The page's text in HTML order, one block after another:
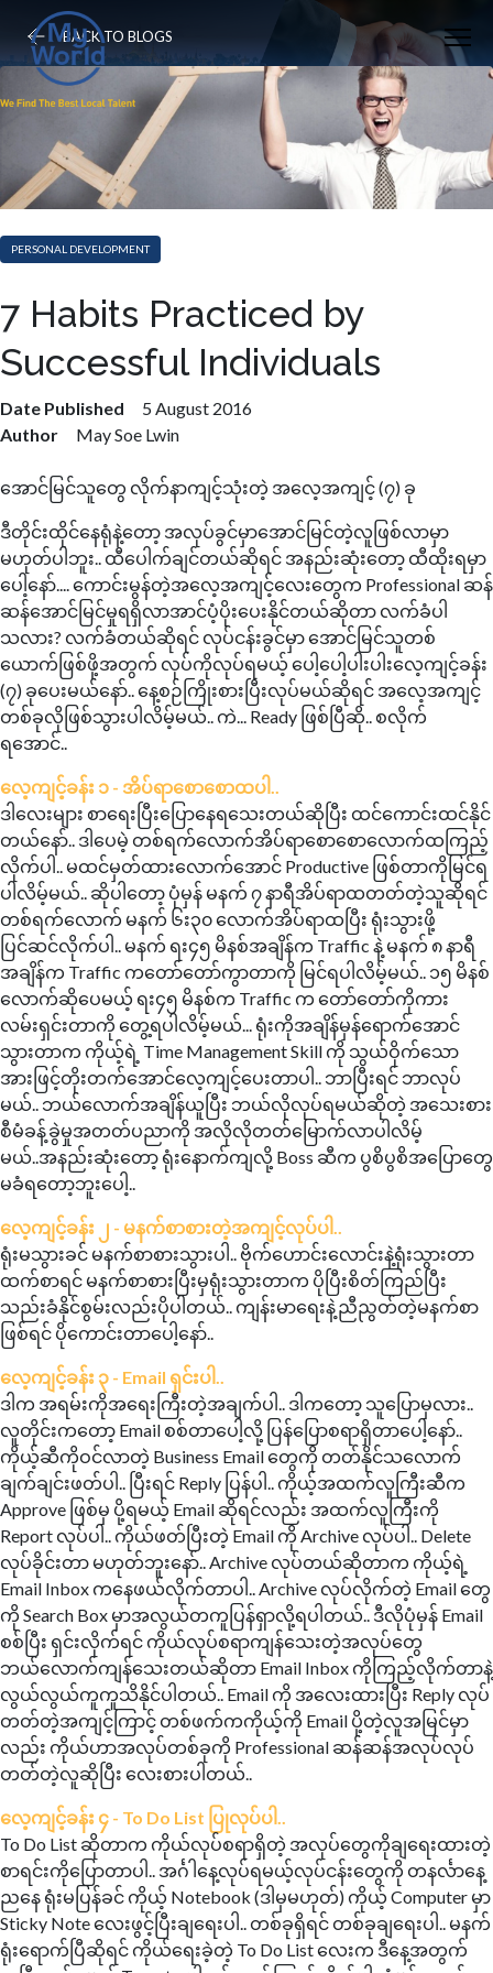
BACK TO BLOGS
PERSONAL DEVELOPMENT
7 Habits Practiced by
Successful Individuals
Date Published
5 August 2016
Author
May Soe Lwin
အောင်မြင်သူတွေ လိုက်နာကျင့်သုံးတဲ့ အလေ့အကျင့် (၇) ခု
ဒီတိုင်းထိုင်နေရုံနဲ့တော့ အလုပ်ခွင်မှာအောင်မြင်တဲ့လူဖြစ်လာမှာ
မဟုတ်ပါဘူး.. ထီပေါက်ချင်တယ်ဆိုရင် အနည်းဆုံးတော့ ထီထိုးရမှာ
ပေါ့နော်.... ကောင်းမွန်တဲ့အလေ့အကျင့်လေးတွေက Professional ဆန်
ဆန်အောင်မြင်မှုရရှိလာအာင်ပံ့ပိုးပေးနိုင်တယ်ဆိုတာ လက်ခံပါ
သလား? လက်ခံတယ်ဆိုရင် လုပ်ငန်းခွင်မှာ အောင်မြင်သူတစ်
ယောက်ဖြစ်ဖို့အတွက် လုပ်ကိုလုပ်ရမယ့် ပေါ့ပေါ့ပါးပါးလေ့ကျင့်ခန်း
(၇) ခုပေးမယ်နော်.. နေ့စဉ်ကြိုးစားပြီးလုပ်မယ်ဆိုရင် အလေ့အကျင့်
တစ်ခုလိုဖြစ်သွားပါလိမ့်မယ်.. ကဲ... Ready ဖြစ်ပြီဆို.. စလိုက်
ရအောင်..
လေ့ကျင့်ခန်း ၁ - အိပ်ရာစောစောထပါ..
ဒါလေးများ စာရေးပြီးပြောနေရသေးတယ်ဆိုပြီး ထင်ကောင်းထင်နိုင်
တယ်နော်.. ဒါပေမဲ့ တစ်ရက်လောက်အိပ်ရာစောစောလောက်ထကြည့်
လိုက်ပါ.. မထင်မှတ်ထားလောက်အောင် Productive ဖြစ်တာကိုမြင်ရ
ပါလိမ့်မယ်.. ဆိုပါတော့ ပုံမှန် မနက် ၇ နာရီအိပ်ရာထတတ်တဲ့သူဆိုရင်
တစ်ရက်လောက် မနက် ၆း၃၀ လောက်အိပ်ရာထပြီး ရုံးသွားဖို့
ပြင်ဆင်လိုက်ပါ.. မနက် ရး၄၅ မိနစ်အချိန်က Traffic နဲ့ မနက် ၈ နာရီ
အချိန်က Traffic ကတော်တော်ကွာတာကို မြင်ရပါလိမ့်မယ်.. ၁၅ မိနစ်
လောက်ဆိုပေမယ့် ရး၄၅ မိနစ်က Traffic က တော်တော်ကိုကား
လမ်းရှင်းတာကို တွေ့ရပါလိမ့်မယ်... ရုံးကိုအချိန်မှန်ရောက်အောင်
သွားတာက ကိုယ့်ရဲ့ Time Management Skill ကို သွယ်ဝိုက်သော
အားဖြင့်တိုးတက်အောင်လေ့ကျင့်ပေးတာပါ.. ဘာပြီးရင် ဘာလုပ်
မယ်.. ဘယ်လောက်အချိန်ယူပြီး ဘယ်လိုလုပ်ရမယ်ဆိုတဲ့ အသေးစား
စီမံခန့်ခွဲမှုအတတ်ပညာကို အလိုလိုတတ်မြောက်လာပါလိမ့်
မယ်..အနည်းဆုံးတော့ ရုံးနောက်ကျလို့ Boss ဆီက ပွစိပွစိအပြောတွေ
မခံရတော့ဘူးပေါ့..
လေ့ကျင့်ခန်း ၂ - မနက်စာစားတဲ့အကျင့်လုပ်ပါ..
ရုံးမသွားခင် မနက်စာစားသွားပါ.. ဗိုက်ဟောင်းလောင်းနဲ့ရုံးသွားတာ
ထက်စာရင် မနက်စာစားပြီးမှရုံးသွားတာက ပိုပြီးစိတ်ကြည်ပြီး
သည်းခံနိုင်စွမ်းလည်းပိုပါတယ်.. ကျန်းမာရေးနဲ့ညီညွတ်တဲ့မနက်စာ
ဖြစ်ရင် ပိုကောင်းတာပေါ့နော်..
လေ့ကျင့်ခန်း ၃ - Email ရှင်းပါ..
ဒါက အရမ်းကိုအရေးကြီးတဲ့အချက်ပါ.. ဒါကတော့ သူပြောမှလား..
လူတိုင်းကတော့ Email စစ်တာပေါ့လို့ ပြန်ပြောစရာရှိတာပေါ့နော်..
ကိုယ့်ဆီကိုဝင်လာတဲ့ Business Email တွေကို တတ်နိုင်သလောက်
ချက်ချင်းဖတ်ပါ.. ပြီးရင် Reply ပြန်ပါ.. ကိုယ့်အထက်လူကြီးဆီက
Approve ဖြစ်မှ ပို့ရမယ့် Email ဆိုရင်လည်း အထက်လူကြီးကို
Report လုပ်ပါ.. ကိုယ်ဖတ်ပြီးတဲ့ Email ကို Archive လုပ်ပါ.. Delete
လုပ်ခိုင်းတာ မဟုတ်ဘူးနော်.. Archive လုပ်တယ်ဆိုတာက ကိုယ့်ရဲ့
Email Inbox ကနေဖယ်လိုက်တာပါ.. Archive လုပ်လိုက်တဲ့ Email တွေ
ကို Search Box မှာအလွယ်တကူပြန်ရှာလို့ရပါတယ်.. ဒီလိုပုံမှန် Email
စစ်ပြီး ရှင်းလိုက်ရင် ကိုယ်လုပ်စရာကျန်သေးတဲ့အလုပ်တွေ
ဘယ်လောက်ကျန်သေးတယ်ဆိုတာ Email Inbox ကိုကြည့်လိုက်တာနဲ့
လွယ်လွယ်ကူကူသိနိုင်ပါတယ်.. Email ကို အလေးထားပြီး Reply လုပ်
တတ်တဲ့အကျင့်ကြာင့် တစ်ဖက်ကကိုယ့်ကို Email ပို့တဲ့လူအမြင်မှာ
လည်း ကိုယ်ဟာအလုပ်တစ်ခုကို Professional ဆန်ဆန်အလုပ်လုပ်
တတ်တဲ့လူဆိုပြီး လေးစားပါတယ်..
လေ့ကျင့်ခန်း ၄ - To Do List ပြုလုပ်ပါ..
To Do List ဆိုတာက ကိုယ်လုပ်စရာရှိတဲ့ အလုပ်တွေကိုချရေးထားတဲ့
စာရင်းကိုပြောတာပါ.. အင်္ဂါနေ့လုပ်ရမယ့်လုပ်ငန်းတွေကို တနင်္လာနေ့
ညနေ ရုံးမပြန်ခင် ကိုယ့် Notebook (ဒါမှမဟုတ်) ကိုယ့် Computer မှာ
Sticky Note လေးဖွင့်ပြီးချရေးပါ.. တစ်ခုရှိရင် တစ်ခုချရေးပါ.. မနက်
ရုံးရောက်ပြီဆိုရင် ကိုယ်ရေးခဲ့တဲ့ To Do List လေးက ဒီနေ့အတွက်